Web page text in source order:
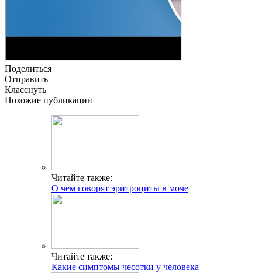
Поделиться
Отправить
Класснуть
Похожие публикации
Читайте также:
О чем говорят эритроциты в моче
Читайте также:
Какие симптомы чесотки у человека